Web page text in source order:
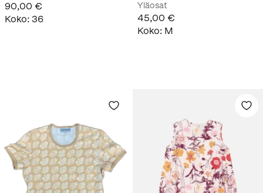
90,00 €
Koko: 36
Yläosat
45,00 €
Koko: M